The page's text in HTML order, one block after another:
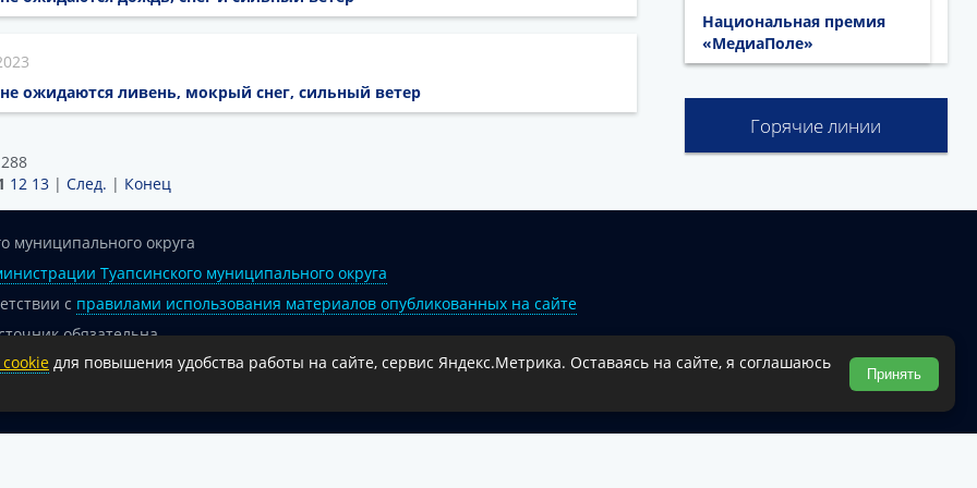
ожидаются ливень, мокрый снег, сильный ветер
12 13| След. | Конец
Национальная премия
«МедиаПоле»
Горячие линии
муниципального округа
Туапсинского муниципального округа
с правилами использования материалов опубликованных на сайте
обязательна.
на официальный интернет-портал администрации Туапсинского муниципального округа.
для повышения удобства работы на сайте, сервис Яндекс.Метрика. Оставаясь на сайте, я соглашаюсь
Принять